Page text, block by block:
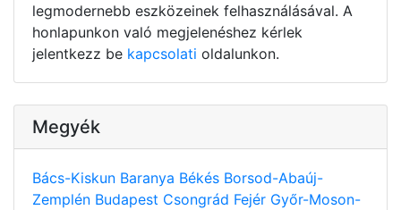
legmodernebb eszközeinek felhasználásával. A
honlapunkon való megjelenéshez kérlek
jelentkezz be kapcsolati oldalunkon.
Megyék
Bács-Kiskun Baranya Békés Borsod-Abaúj-
Zemplén Budapest Csongrád Fejér Győr-Moson-